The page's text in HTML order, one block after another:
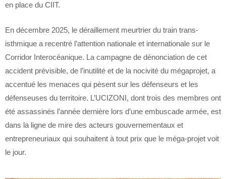
en place du CIIT.
En décembre 2025, le déraillement meurtrier du train trans-
isthmique a recentré l’attention nationale et internationale sur le
Corridor Interocéanique. La campagne de dénonciation de cet
accident prévisible, de l’inutilité et de la nocivité du mégaprojet, a
accentué les menaces qui pèsent sur les défenseurs et les
défenseuses du territoire. L’UCIZONI, dont trois des membres ont
été assassinés l’année dernière lors d’une embuscade armée, est
dans la ligne de mire des acteurs gouvernementaux et
entrepreneuriaux qui souhaitent à tout prix que le méga-projet voit
le jour.